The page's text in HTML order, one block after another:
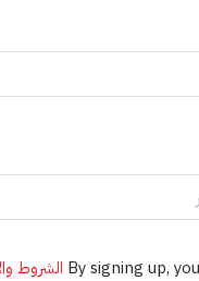
By signing up, الشروط